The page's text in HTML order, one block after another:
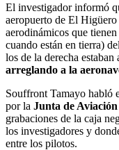
El investigador informó
aeropuerto de El
aerodinámicos que
cuando están en tierra)
los de la derecha estaban
arreglando a la
Souffront Tamayo habló
por la Junta de
grabaciones de la caja
los investigadores y
entre los pilotos.